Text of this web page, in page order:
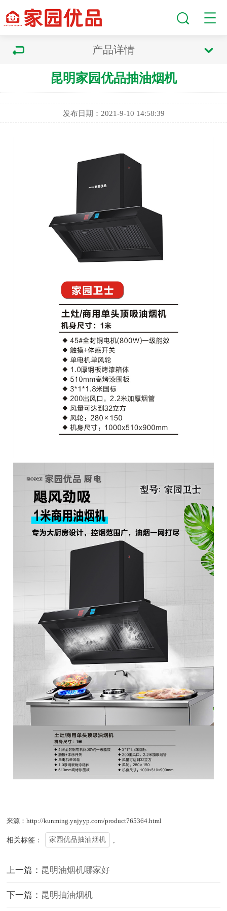
产品详情
昆明家园优品抽油烟机
发布日期：2021-9-10 14:58:39
来源：http://kunming.ynjyyp.com/product765364.html
相关标签： 家园优品抽油烟机
上一篇： 昆明油烟机哪家好
下一篇： 昆明抽油烟机